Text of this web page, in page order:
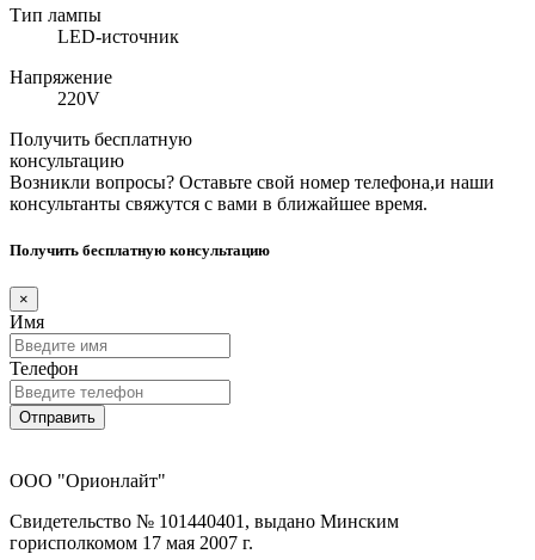
Тип лампы
LED-источник
Напряжение
220V
Получить бесплатную
консультацию
Возникли вопросы? Оставьте свой номер телефона,и наши
консультанты свяжутся с вами в ближайшее время.
Получить бесплатную консультацию
×
Имя
Телефон
Отправить
ООО "Орионлайт"
Свидетельство № 101440401, выдано Минским
горисполкомом 17 мая 2007 г.